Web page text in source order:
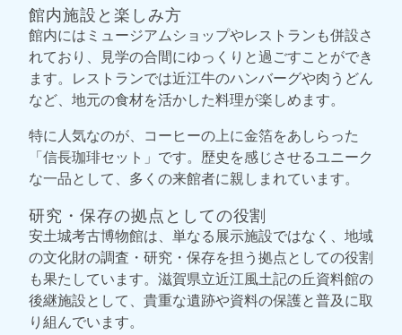
館内施設と楽しみ方
館内にはミュージアムショップやレストランも併設さ
れており、見学の合間にゆっくりと過ごすことができ
ます。レストランでは近江牛のハンバーグや肉うどん
など、地元の食材を活かした料理が楽しめます。
特に人気なのが、コーヒーの上に金箔をあしらった
「信長珈琲セット」です。歴史を感じさせるユニーク
な一品として、多くの来館者に親しまれています。
研究・保存の拠点としての役割
安土城考古博物館は、単なる展示施設ではなく、地域
の文化財の調査・研究・保存を担う拠点としての役割
も果たしています。滋賀県立近江風土記の丘資料館の
後継施設として、貴重な遺跡や資料の保護と普及に取
り組んでいます。